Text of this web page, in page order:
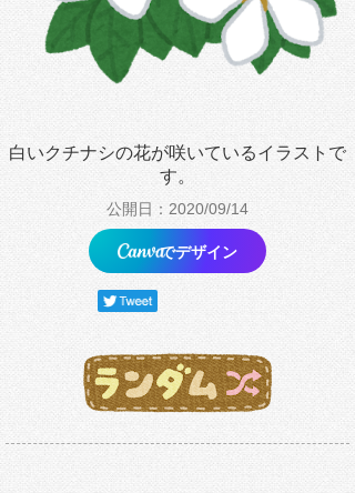
白いクチナシの花が咲いているイラストで
す。
公開日：2020/09/14
でデザイン